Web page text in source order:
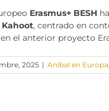
Erasmus+ BESH
Kahoot, centrado en
el anterior proyecto
2025 | Aníbal en Europa,